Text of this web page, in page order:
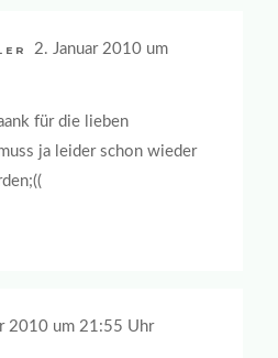
2. Januar 2010 um
für die lieben
ja leider schon wieder
2010 um 21:55 Uhr